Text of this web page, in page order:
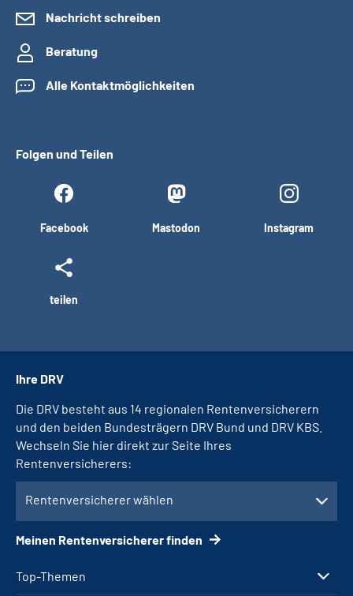
Nachricht schreiben
Beratung
Alle Kontaktmöglichkeiten
Folgen und Teilen
Facebook Mastodon Instagram
teilen
Top-Themen
Ihre DRV
Die DRV besteht aus 14 regionalen Rentenversicherern
und den beiden Bundesträgern DRV Bund und DRV KBS.
Wechseln Sie hier direkt zur Seite Ihres
Rentenversicherers:
Rentenversicherer wählen
Meinen Rentenversicherer finden